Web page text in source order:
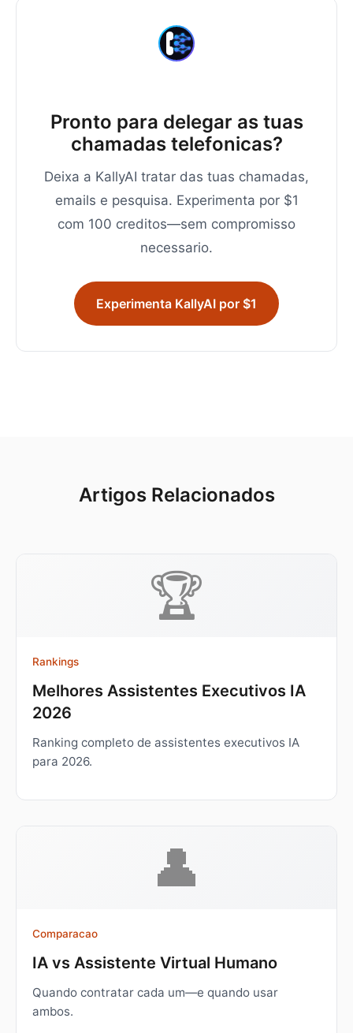
Pronto para delegar as tuas
chamadas telefonicas?
Deixa a KallyAI tratar das tuas chamadas,
emails e pesquisa. Experimenta por $1
com 100 creditos—sem compromisso
necessario.
Experimenta KallyAI por $1
Artigos Relacionados
🏆
Rankings
Melhores Assistentes Executivos IA
2026
Ranking completo de assistentes executivos IA
para 2026.
👤
Comparacao
IA vs Assistente Virtual Humano
Quando contratar cada um—e quando usar
ambos.